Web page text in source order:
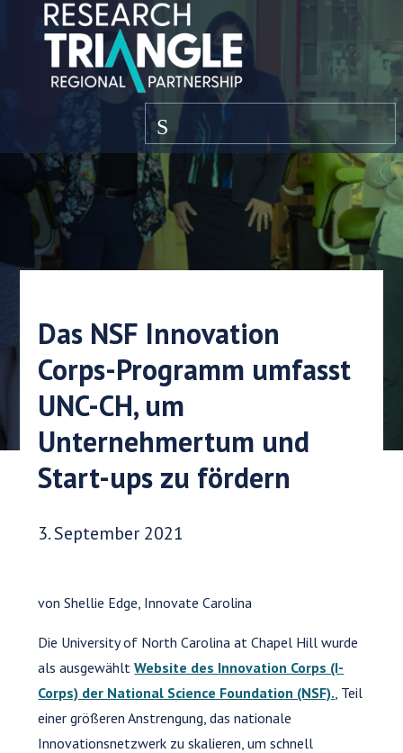
Zum Inhalt springen
Speisekarte
Das NSF Innovation
Corps-Programm umfasst
UNC-CH, um
Unternehmertum und
Start-ups zu fördern
Veröffentlichungsdatum:
3. September 2021
von Shellie Edge, Innovate Carolina
Die University of North Carolina at Chapel Hill wurde
als ausgewähltWebsite des Innovation Corps (I-
Corps) der National Science Foundation (NSF). , Teil
einer größeren Anstrengung, das nationale
Innovationsnetzwerk zu skalieren, um schnell